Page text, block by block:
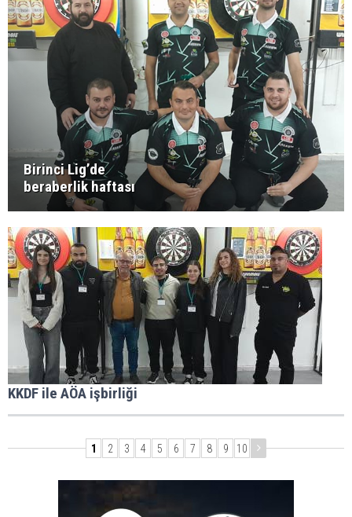
Birinci Lig’de
beraberlik haftası
KKDF ile AÖA işbirliği
1 2 3 4 5 6 7 8 9 10